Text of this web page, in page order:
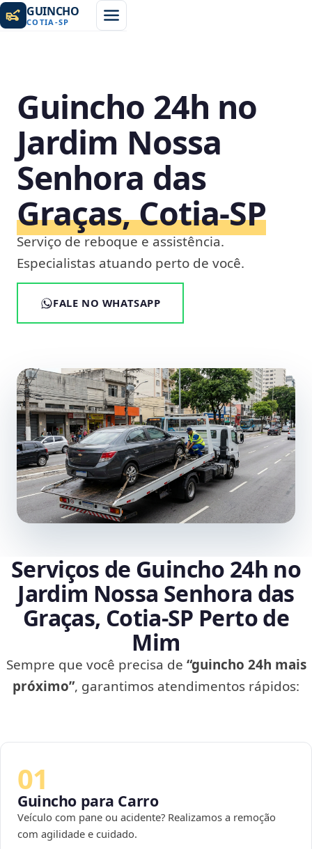
GUINCHO
COTIA -SP
Guincho 24h no
Jardim Nossa
Senhora das
Graças, Cotia‑SP
Serviço de reboque e assistência.
Especialistas atuando perto de você.
FALE NO WHATSAPP
Serviços de Guincho 24h no
Jardim Nossa Senhora das
Graças, Cotia‑SP Perto de
Mim
Sempre que você precisa de “guincho 24h mais
próximo”, garantimos atendimentos rápidos:
01
Guincho para Carro
Veículo com pane ou acidente? Realizamos a remoção
com agilidade e cuidado.